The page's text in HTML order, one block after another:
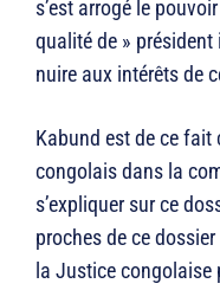
s’est arrogé le
qualité de » président
nuire aux intérêts de
Kabund est de ce
congolais dans la
s’expliquer sur ce
proches de ce
la Justice congolaise